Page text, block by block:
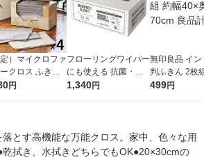
定）マイクロファ
クロス ふきん
＆ベージュ 20×
円
フローリングワイパー
にも使える 抗菌・防
臭 マイクロファイバ
1,340円
無印良品 イン
判ふきん 2枚
0×奥行70cm
499円
とす高機能な万能クロス。家中、色々な用
拭き、水拭きどちらでもOK●20×30cmの